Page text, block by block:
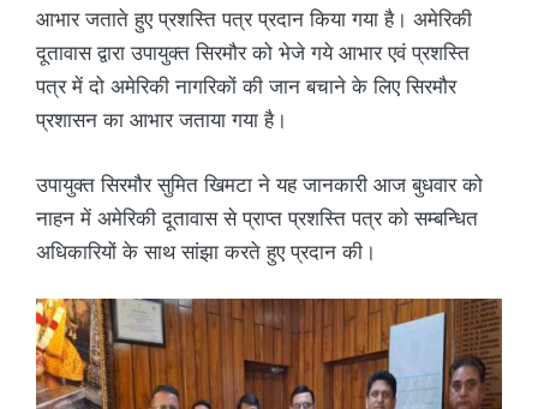
आभार जताते हुए प्रशस्ति पत्र प्रदान किया गया है। अमेरिकी
दूतावास द्वारा उपायुक्त सिरमौर को भेजे गये आभार एवं प्रशस्ति
पत्र में दो अमेरिकी नागरिकों की जान बचाने के लिए सिरमौर
प्रशासन का आभार जताया गया है।
उपायुक्त सिरमौर सुमित खिमटा ने यह जानकारी आज बुधवार को
नाहन में अमेरिकी दूतावास से प्राप्त प्रशस्ति पत्र को सम्बन्धित
अधिकारियों के साथ सांझा करते हुए प्रदान की।